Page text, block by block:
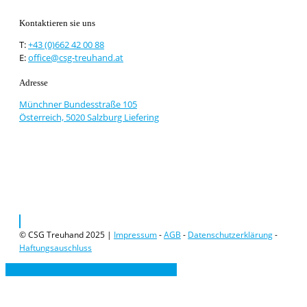
Kontaktieren sie uns
T:+43 (0)662 42 00 88
E:office@csg-treuhand.at
Adresse
Münchner Bundesstraße 105
Österreich, 5020 Salzburg Liefering
© CSG Treuhand 2025 | Impressum-AGB - Datenschutzerklärung-
Haftungsauschluss